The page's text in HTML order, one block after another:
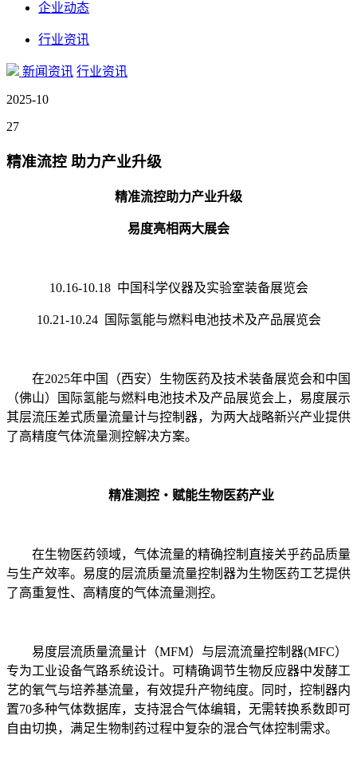
企业动态
行业资讯
新闻资讯 行业资讯
2025-10
27
精准流控 助力产业升级
精准流控助力产业升级
易度亮相两大展会
10.16-10.18 中国科学仪器及实验室装备展览会
10.21-10.24 国际氢能与燃料电池技术及产品展览会
在2025年中国（西安）生物医药及技术装备展览会和中国
（佛山）国际氢能与燃料电池技术及产品展览会上，易度展示
其层流压差式质量流量计与控制器，为两大战略新兴产业提供
了高精度气体流量测控解决方案。
精准测控・赋能生物医药产业
在生物医药领域，气体流量的精确控制直接关乎药品质量
与生产效率。易度的层流质量流量控制器为生物医药工艺提供
了高重复性、高精度的气体流量测控。
易度层流质量流量计（MFM）与层流流量控制器(MFC）
专为工业设备气路系统设计。可精确调节生物反应器中发酵工
艺的氧气与培养基流量，有效提升产物纯度。同时，控制器内
置70多种气体数据库，支持混合气体编辑，无需转换系数即可
自由切换，满足生物制药过程中复杂的混合气体控制需求。